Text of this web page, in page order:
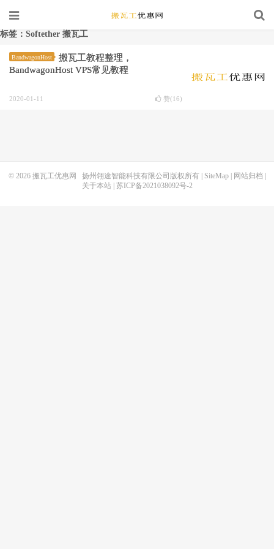
标签：Softether 搬瓦工
BandwagonHost
搬瓦工教程整理，
BandwagonHost VPS常见教程
2020-01-11 赞(16)
© 2026 搬瓦工优惠网 扬州翎途智能科技有限公司版权所有 | SiteMap| 网站归档
关于本站| 苏ICP备2021038092号-2